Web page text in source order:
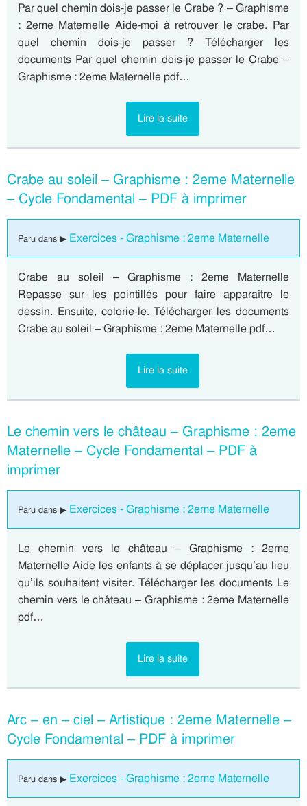
Par quel chemin dois-je passer le Crabe ? – Graphisme
: 2eme Maternelle Aide-moi à retrouver le crabe. Par
quel chemin dois-je passer ? Télécharger les
documents Par quel chemin dois-je passer le Crabe –
Graphisme : 2eme Maternelle pdf…
Lire la suite
Crabe au soleil – Graphisme : 2eme Maternelle
– Cycle Fondamental – PDF à imprimer
Paru dans ▶ Exercices - Graphisme : 2eme Maternelle
Crabe au soleil – Graphisme : 2eme Maternelle
Repasse sur les pointillés pour faire apparaître le
dessin. Ensuite, colorie-le. Télécharger les documents
Crabe au soleil – Graphisme : 2eme Maternelle pdf…
Lire la suite
Le chemin vers le château – Graphisme : 2eme
Maternelle – Cycle Fondamental – PDF à
imprimer
Paru dans ▶ Exercices - Graphisme : 2eme Maternelle
Le chemin vers le château – Graphisme : 2eme
Maternelle Aide les enfants à se déplacer jusqu’au lieu
qu’ils souhaitent visiter. Télécharger les documents Le
chemin vers le château – Graphisme : 2eme Maternelle
pdf…
Lire la suite
Arc – en – ciel – Artistique : 2eme Maternelle –
Cycle Fondamental – PDF à imprimer
Paru dans ▶ Exercices - Graphisme : 2eme Maternelle